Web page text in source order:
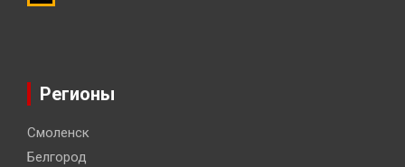
Регионы
Смоленск
Белгород